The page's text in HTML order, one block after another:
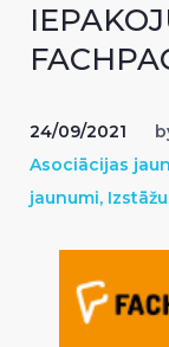
24/09/2021
Asociācijas
jaunumi,